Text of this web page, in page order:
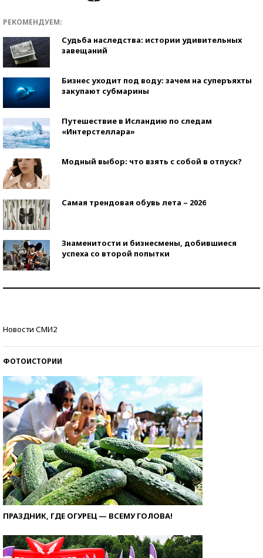
РЕКОМЕНДУЕМ:
Судьба наследства: истории удивительных
завещаний
Бизнес уходит под воду: зачем на суперъяхты
закупают субмарины
Путешествие в Исландию по следам
«Интерстеллара»
Модный выбор: что взять с собой в отпуск?
Самая трендовая обувь лета – 2026
Знаменитости и бизнесмены, добившиеся
успеха со второй попытки
Новости СМИ2
ФОТОИСТОРИИ
ПРАЗДНИК, ГДЕ ОГУРЕЦ — ВСЕМУ ГОЛОВА!